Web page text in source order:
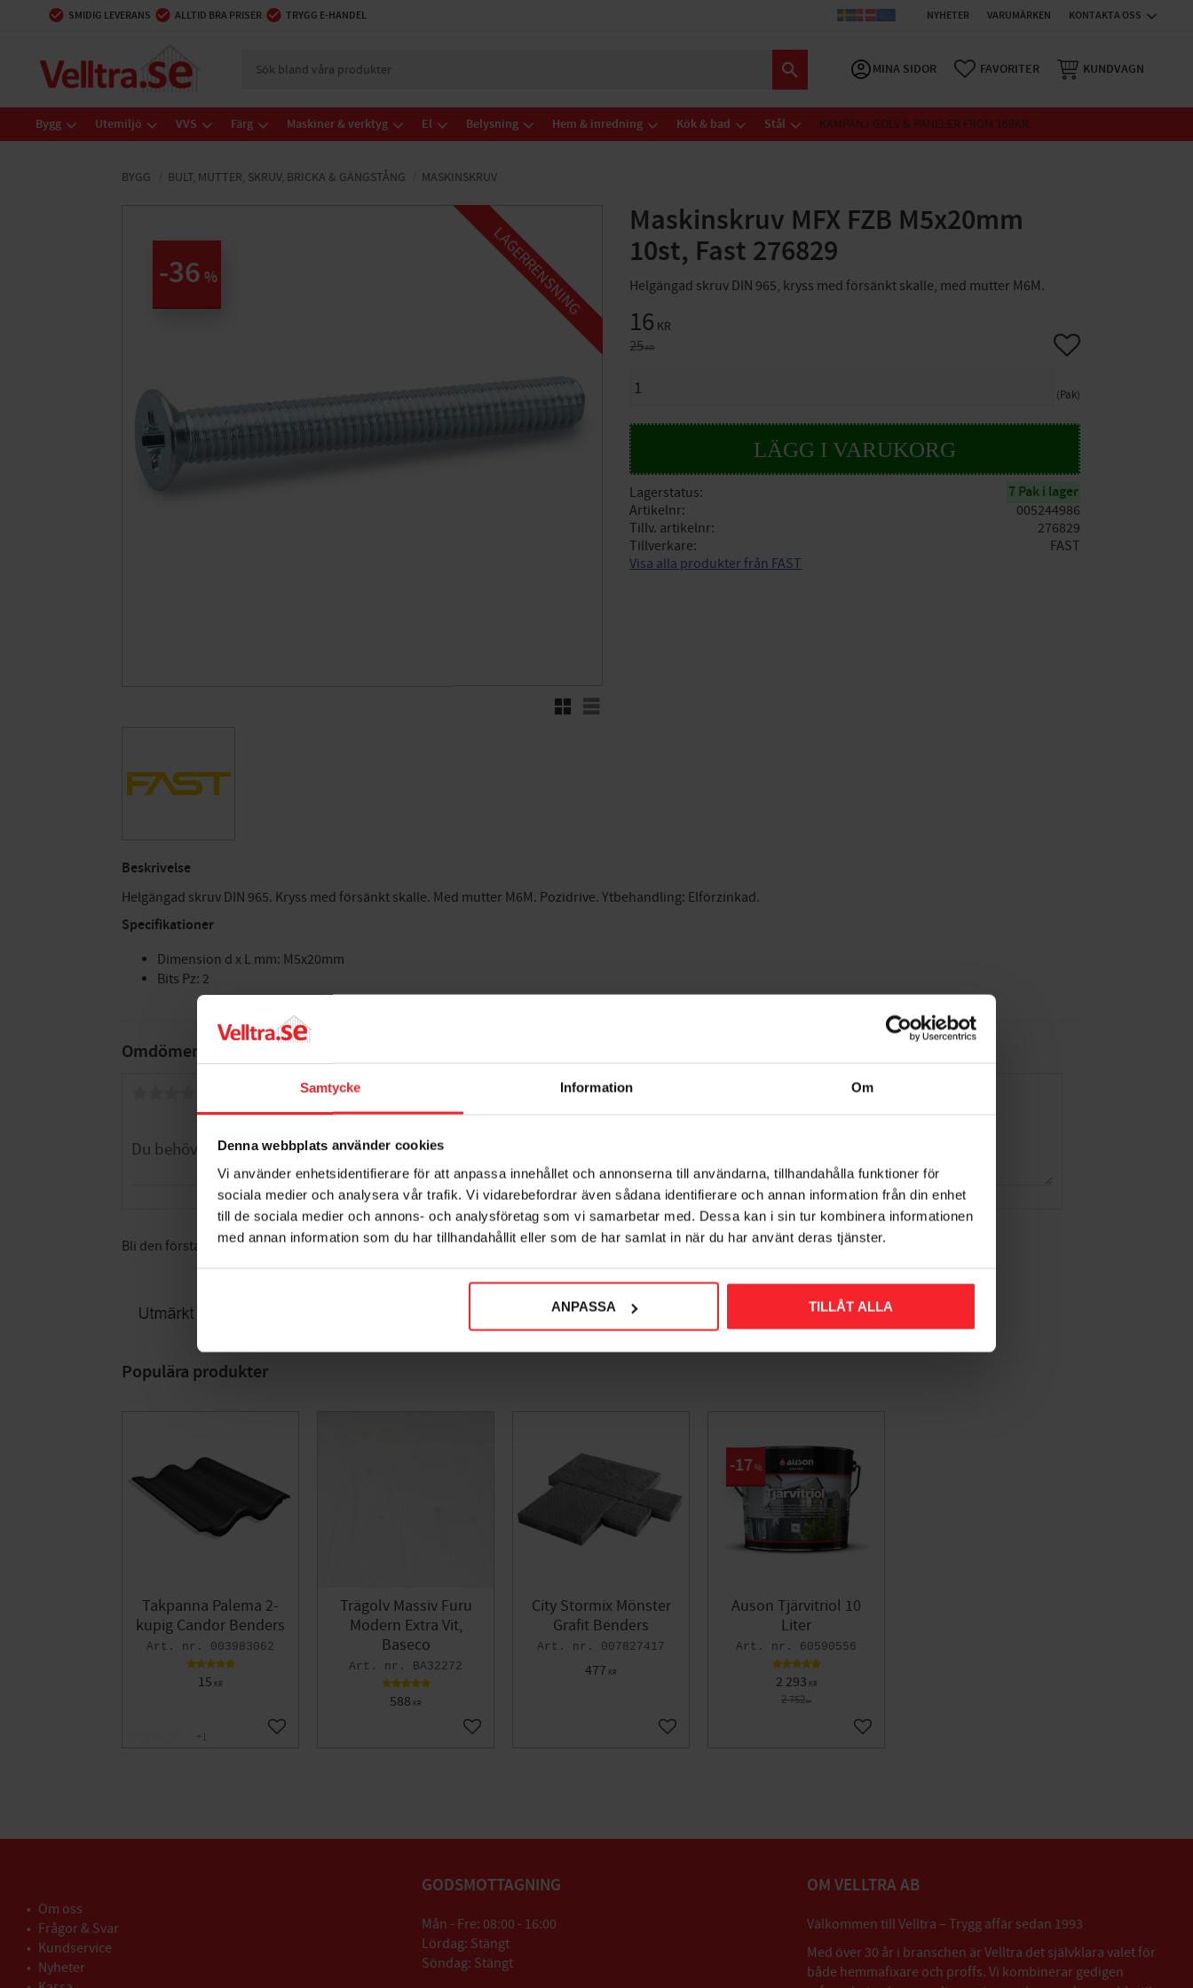
Samtycke Information Om
Denna webbplats använder cookies
Vi använder enhetsidentifierare för att anpassa innehållet och annonserna till användarna, tillhandahålla funktioner för
sociala medier och analysera vår trafik. Vi vidarebefordrar även sådana identifierare och annan information från din enhet
till de sociala medier och annons- och analysföretag som vi samarbetar med. Dessa kan i sin tur kombinera informationen
med annan information som du har tillhandahållit eller som de har samlat in när du har använt deras tjänster.
ANPASSA TILLÅT ALLA
SMIDIG LEVERANS ALLTID BRA PRISER TRYGG E-HANDEL NYHETER VARUMÄRKEN KONTAKTA OSS
MINA SIDOR FAVORITER KUNDVAGN
Bygg Utemiljö VVS Färg Maskiner & verktyg El Belysning Hem & inredning Kök & bad Stål KAMPANJ GOLV & PANELER FROM 169KR
BYGG BULT, MUTTER, SKRUV, BRICKA & GÄNGSTÅNG MASKINSKRUV
Maskinskruv MFX FZB M5x20mm
10st, Fast 276829
Helgängad skruv DIN 965, kryss med försänkt skalle, med mutter M6M.
36 % LAGERRENSNING
Rutnätsvy
Listvy
Nedsatt pris:
16 KR
Ordinarie pris:
25KR
Pak
Lägg till i favoriter
Lagerstatus 7 Pak i lager
Artikelnr
005244986
Tillv. artikelnr
276829
Tillverkare
FAST
Visa alla produkter från FAST
Beskrivelse
Helgängad skruv DIN 965. Kryss med försänkt skalle. Med mutter M6M. Pozidrive. Ytbehandling: Elförzinkad.
Specifikationer
Dimension d x L mm: M5x20mm
Bits Pz: 2
Omdömen
Bli den första att lämna ett omdöme.
Populära produkter
Takpanna Palema 2-
kupig Candor Benders
003983062
15 KR
Lägg till i favoriter
+1
Trägolv Massiv Furu
Modern Extra Vit,
Baseco
BA32272
588 KR
Lägg till i favoriter
City Stormix Mönster
Grafit Benders
007827417
477 KR
Lägg till i favoriter
Auson Tjärvitriol 10
Liter
60590556
2 293 KR
2 752KR
17 %
Lägg till i favoriter
Om oss
Frågor & Svar
Kundservice
Nyheter
GODSMOTTAGNING
Mån - Fre: 08:00 - 16:00
Lördag: Stängt
Söndag: Stängt
OM VELLTRA AB
Välkommen till Velltra – Trygg affär sedan 1993
Med över 30 år i branschen är Velltra det självklara valet för
både hemmafixare och proffs. Vi kombinerar gedigen